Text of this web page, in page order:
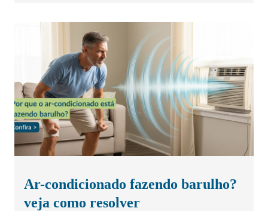
Ar-condicionado fazendo barulho?
veja como resolver